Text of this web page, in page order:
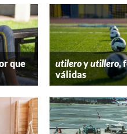
que
utileroyutillero,
válidas